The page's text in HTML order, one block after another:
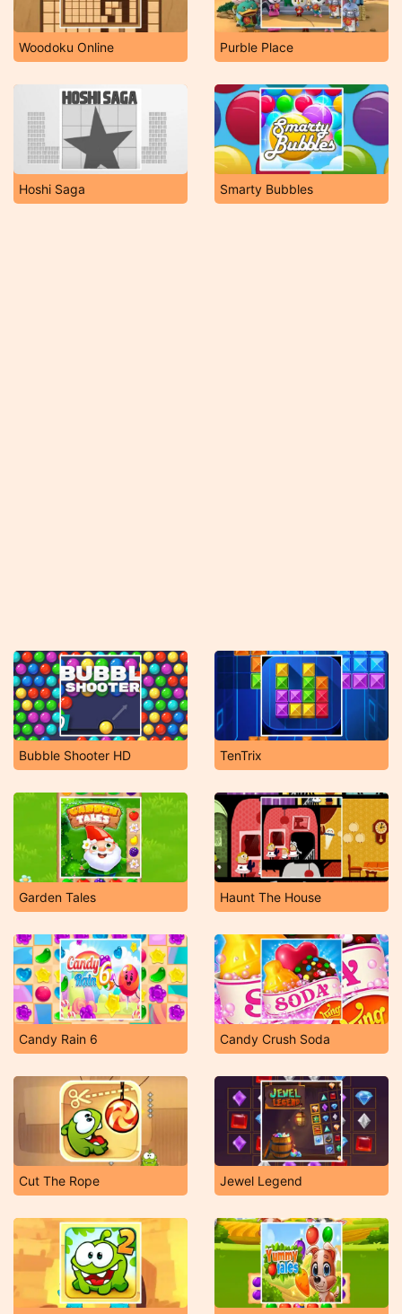
Woodoku Online Purble Place
Hoshi Saga Smarty Bubbles
Bubble Shooter HD TenTrix
Garden Tales Haunt The House
Candy Rain 6 Candy Crush Soda
Cut The Rope Jewel Legend